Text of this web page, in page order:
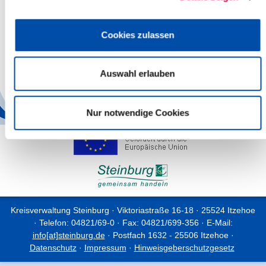
Cookies zulassen
Auswahl erlauben
Nur notwendige Cookies
Zusätzlich kann auf der Homepage des Kreises jeder seinen
Kalender mit allen Terminen.
Bei Fragen zu den Abfuhrterminen wenden Sie sich bitte unter
Tel. 04821-69484 an die Abfallberatung des Kreises.
Zurück
Kreisverwaltung Steinburg · Viktoriastraße 16-18 · 25524 Itzehoe
· Telefon: 04821/69-0 · Fax: 04821/699-356 · E-Mail:
info[at]steinburg.de· Postfach 1632 - 25506 Itzehoe ·
Datenschutz· Impressum · Hinweisgeberschutzgesetz